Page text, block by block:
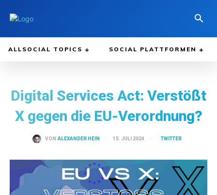
ALLSOCIAL TOPICS SOCIAL PLATTFORMEN
Digital Services Act: Verstößt
X gegen die EU-Verordnung?
VON ALEXANDER HEIN 15. JULI 2024 TWITTER